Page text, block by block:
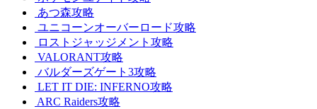
あつ森攻略
ユニコーンオーバーロード攻略
ロストジャッジメント攻略
VALORANT攻略
バルダーズゲート3攻略
LET IT DIE: INFERNO攻略
ARC Raiders攻略